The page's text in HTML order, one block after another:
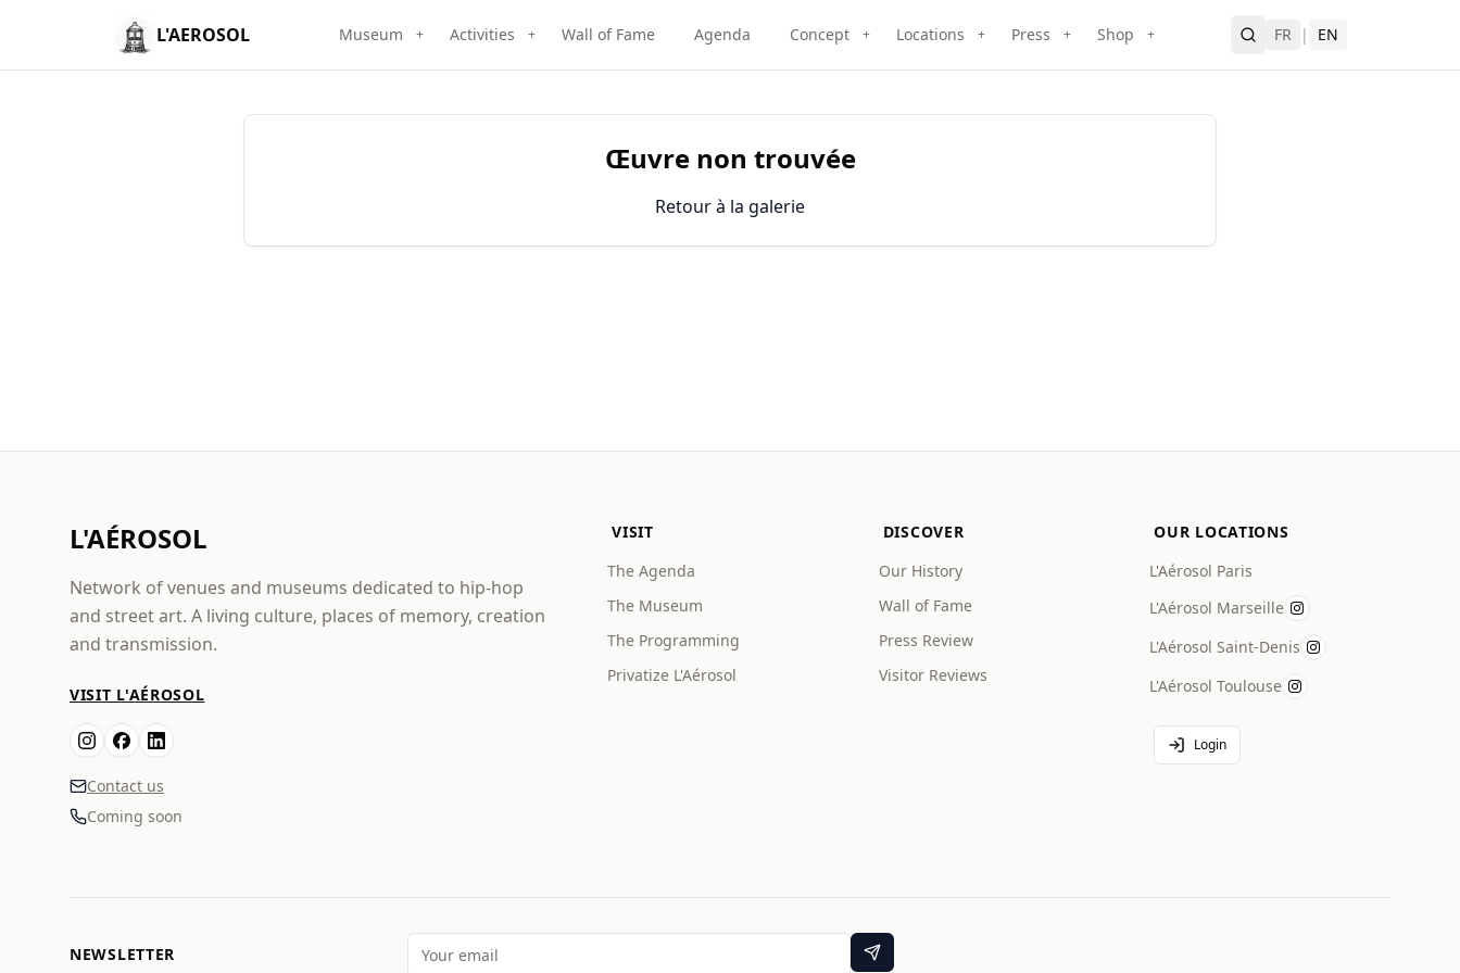
L'AEROSOL Museum + Activities + Wall of Fame Agenda Concept + Locations + Press + Shop + FR | EN
Œuvre non trouvée
Retour à la galerie
L'AÉROSOL
Network of venues and museums dedicated to hip-hop
and street art. A living culture, places of memory, creation
and transmission.
VISIT L'AÉROSOL
Contact us
Coming soon
VISIT
The Agenda
The Museum
The Programming
Privatize L'Aérosol
DISCOVER
Our History
Wall of Fame
Press Review
Visitor Reviews
OUR LOCATIONS
L'Aérosol Paris
L'Aérosol Marseille
L'Aérosol Saint-Denis
L'Aérosol Toulouse
Login
NEWSLETTER